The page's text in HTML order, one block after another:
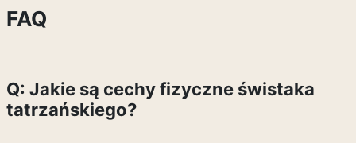
FAQ
Q: Jakie są cechy fizyczne świstaka
tatrzańskiego?